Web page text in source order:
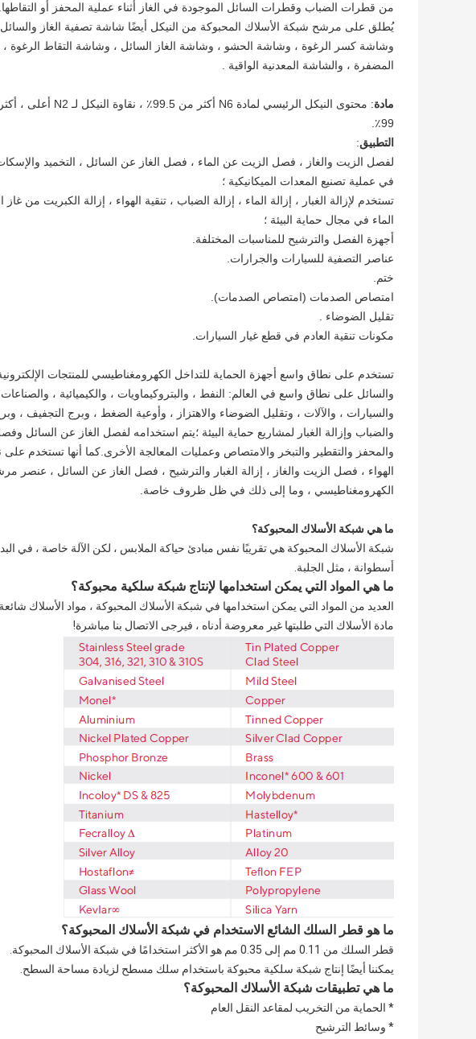
من قطرات الضباب وقطرات السائل الموجودة في الغاز أثناء عملية المحفز أو
يُطلق على مرشح شبكة الأسلاك المحبوكة من النيكل أيضًا شاشة تصفية الغاز
وشاشة كسر الرغوة ، وشاشة الحشو ، وشاشة الغاز السائل ، وشاشة التقاط الرغوة
المضفرة ، والشاشة المعدنية الواقية .
مادة
99٪.
التطبيق:
لفصل الزيت والغاز ، فصل الزيت عن الماء ، فصل الغاز عن السائل ، التخميد
في عملية تصنيع المعدات الميكانيكية ؛
تستخدم لإزالة الغبار ، إزالة الماء ، إزالة الضباب ، تنقية الهواء ، إزالة الكبريت
الماء في مجال حماية البيئة ؛
أجهزة الفصل والترشيح للمناسبات المختلفة.
عناصر التصفية للسيارات والجرارات.
ختم.
امتصاص الصدمات (امتصاص الصدمات).
تقليل الضوضاء .
مكونات تنقية العادم في قطع غيار السيارات.
تستخدم على نطاق واسع أجهزة الحماية للتداخل الكهرومغناطيسي للمنتجات
والسائل على نطاق واسع في العالم: النفط ، والبتروكيماويات ، والكيميائية ،
والسيارات ، والآلات ، وتقليل الضوضاء والاهتزاز ، وأوعية الضغط ، وبرج التجفيف ،
والضباب وإزالة الغبار لمشاريع حماية البيئة ؛يتم استخدامه لفصل الغاز عن السائل
والمحفز والتقطير والتبخر والامتصاص وعمليات المعالجة الأخرى.كما أنها تستخدم
الهواء ، فصل الزيت والغاز ، إزالة الغبار والترشيح ، فصل الغاز عن السائل ، عنصر
الكهرومغناطيسي ، وما إلى ذلك في ظل ظروف خاصة.
ما هي شبكة الأسلاك المحبوكة؟
شبكة الأسلاك المحبوكة هي تقريبًا نفس مبادئ حياكة الملابس ، لكن الآلة خاصة ، في
أسطوانة ، مثل الجلبة.
ما هي المواد التي يمكن استخدامها لإنتاج شبكة سلكية محبوكة؟
العديد من المواد التي يمكن استخدامها في شبكة الأسلاك المحبوكة ، مواد الأسلاك
مادة الأسلاك التي طلبتها غير معروضة أدناه ، فيرجى الاتصال بنا مباشرة!
ما هو قطر السلك الشائع الاستخدام في شبكة الأسلاك المحبوكة؟
قطر السلك من 0.11 مم إلى 0.35 مم هو الأكثر استخدامًا في شبكة الأسلاك المحبوكة.
يمكننا أيضًا إنتاج شبكة سلكية محبوكة باستخدام سلك مسطح لزيادة مساحة السطح.
ما هي تطبيقات شبكة الأسلاك المحبوكة؟
* الحماية من التخريب لمقاعد النقل العام
* وسائط الترشيح